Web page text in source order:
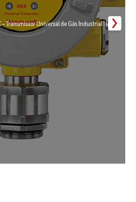
– Transmissor Universal de Gás Industrial | Inmar